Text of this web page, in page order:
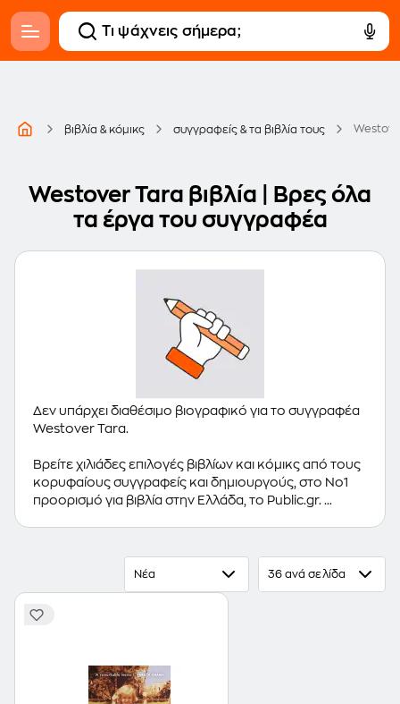
βιβλία & κόμικς συγγραφείς & τα βιβλία τους
Westover Tara βιβλία | Βρες όλα
τα έργα του συγγραφέα
Δεν υπάρχει διαθέσιμο βιογραφικό για το συγγραφέα
Westover Tara.
Βρείτε χιλιάδες επιλογές βιβλίων και κόμικς από τους
κορυφαίους συγγραφείς και δημιουργούς, στο Νο1
προορισμό για βιβλία στην Ελλάδα, το Public.gr.
Ξενόγλωσσα Βιβλία,Κόμικς
Νέα 36 ανά σελίδα